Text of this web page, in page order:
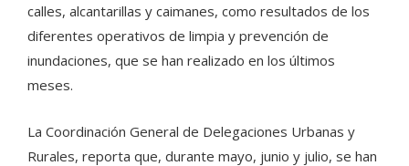
calles, alcantarillas y caimanes, como resultados de los
diferentes operativos de limpia y prevención de
inundaciones, que se han realizado en los últimos
meses.
La Coordinación General de Delegaciones Urbanas y
Rurales, reporta que, durante mayo, junio y julio, se han